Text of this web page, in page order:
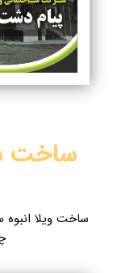
ساخت
ساخت ویلا